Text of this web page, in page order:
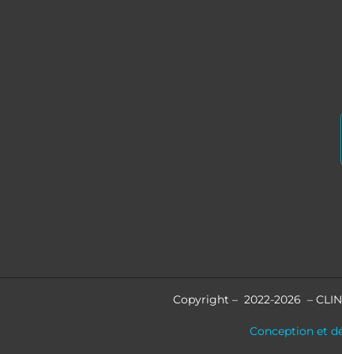
Copyright – 2022-2026 –
Conception et